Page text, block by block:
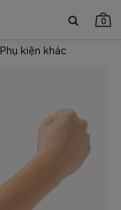
0
Phụ kiện khác